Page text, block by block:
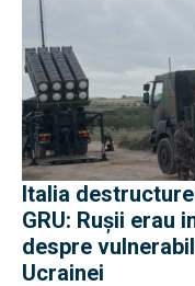
Italia
GRU: Ruşii erau
despre
Ucrainei